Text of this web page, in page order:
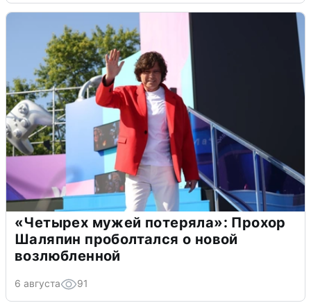
«Четырех мужей потеряла»: Прохор
Шаляпин проболтался о новой
возлюбленной
6 августа 91